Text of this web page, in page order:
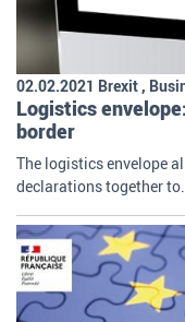
02.02.2021 Brexit ,
Logistics
border
The logistics envelope
declarations together to…